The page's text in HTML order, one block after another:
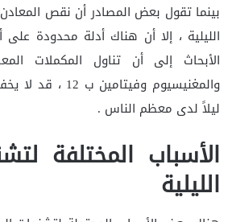
بينما تقول بعض المصادر أن نقص
الليلية ، إلا أن هناك أدلة محدودة
الأبحاث إلى أن تناول المكملات
والمغنيسيوم
ليلاً لدى معظم الناس .
الأسباب المختلفة
الليلية